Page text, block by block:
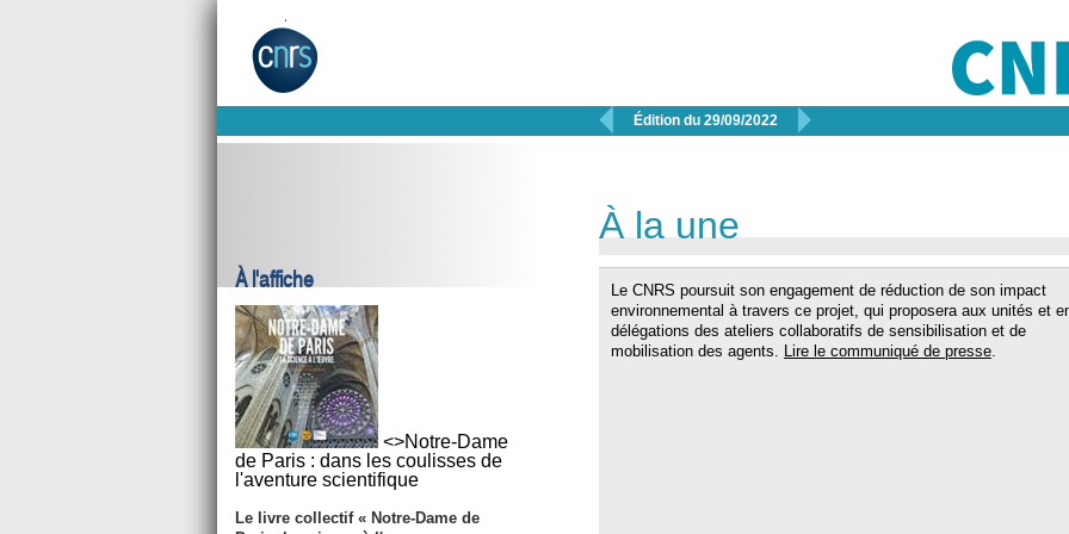
 Édition du 29/09/2022 
À l'affiche
<>Notre-Dame
de Paris : dans les coulisses de
l'aventure scientifique
Le livre collectif « Notre-Dame de
À la une
Le CNRS poursuit son engagement de réduction de son impact
environnemental à travers ce projet, qui proposera aux unités et
délégations des ateliers collaboratifs de sensibilisation et de
mobilisation des agents. Lire le communiqué de presse.